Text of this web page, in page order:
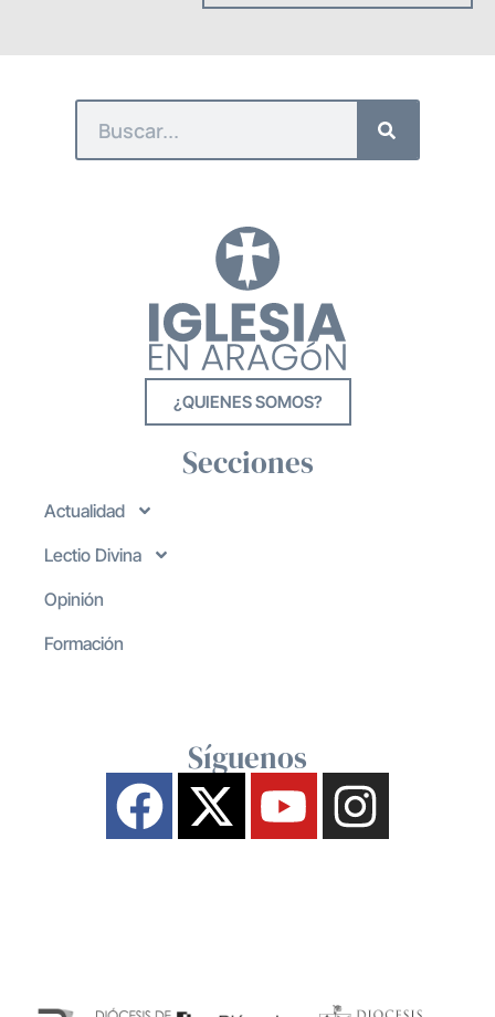
¿QUIENES SOMOS?
Secciones
Actualidad
Lectio Divina
Opinión
Formación
Síguenos